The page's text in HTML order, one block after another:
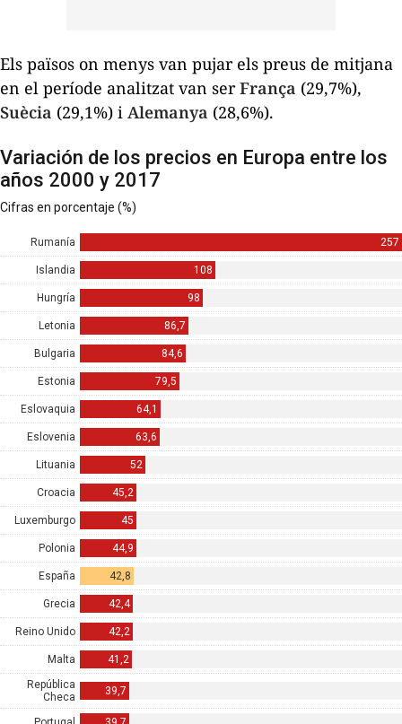
Els països on menys van pujar els preus de mitjana
en el període analitzat van serFrança (29,7%),
Suècia (29,1%) i Alemanya (28,6%).